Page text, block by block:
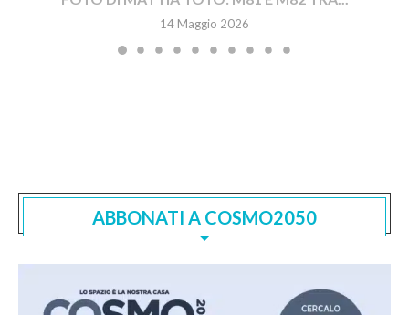
14 Maggio 2026
ABBONATI A COSMO2050